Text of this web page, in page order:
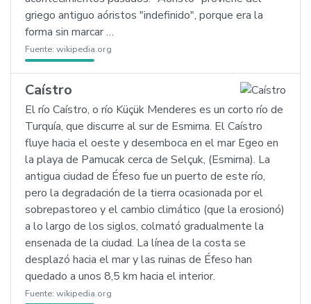
griego antiguo aóristos "indefinido", porque era la
forma sin marcar …
Fuente: wikipedia.org
Caístro
El río Caístro, o río Küçük Menderes es un corto río de
Turquía, que discurre al sur de Esmirna. El Caístro
fluye hacia el oeste y desemboca en el mar Egeo en
la playa de Pamucak cerca de Selçuk, (Esmirna). La
antigua ciudad de Éfeso fue un puerto de este río,
pero la degradación de la tierra ocasionada por el
sobrepastoreo y el cambio climático (que la erosionó)
a lo largo de los siglos, colmató gradualmente la
ensenada de la ciudad. La línea de la costa se
desplazó hacia el mar y las ruinas de Éfeso han
quedado a unos 8,5 km hacia el interior.
Fuente: wikipedia.org